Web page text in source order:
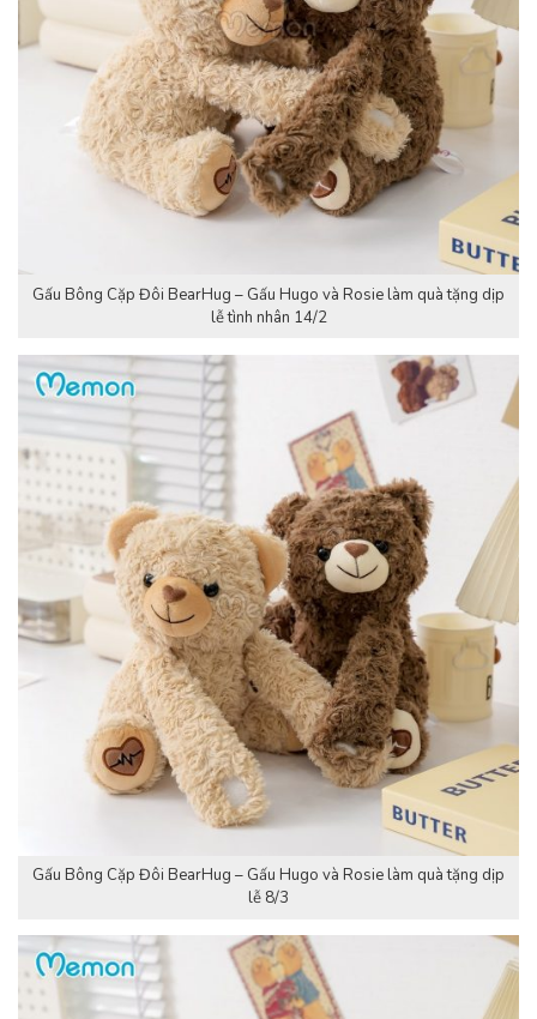
Gấu Bông Cặp Đôi BearHug – Gấu Hugo và Rosie làm quà tặng dịp
lễ tình nhân 14/2
Gấu Bông Cặp Đôi BearHug – Gấu Hugo và Rosie làm quà tặng dịp
lễ 8/3